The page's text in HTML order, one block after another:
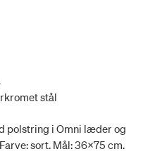
stål
polstring i Omni læder og
sort. Mål: 36x75 cm.